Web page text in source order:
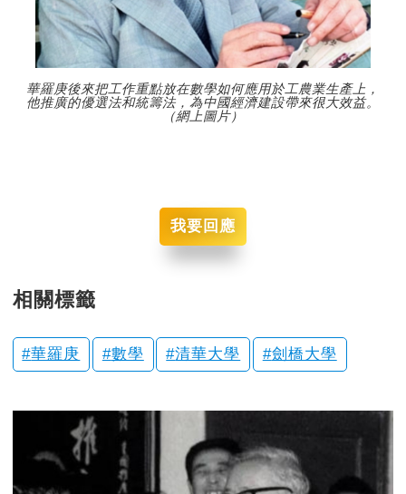
華羅庚後來把工作重點放在數學如何應用於工農業生產上，
他推廣的優選法和統籌法，為中國經濟建設帶來很大效益。
（網上圖片）
我要回應
相關標籤
華羅庚 數學 清華大學 劍橋大學